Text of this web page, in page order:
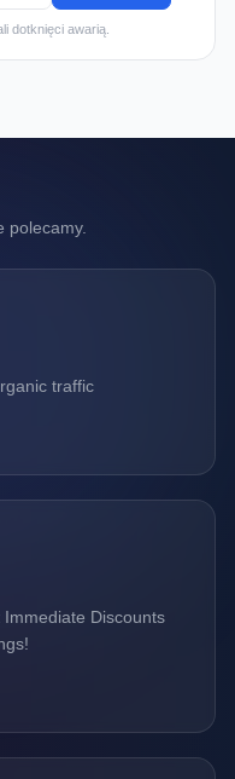
dotknięci awarią.
polecamy.
traffic
Discounts